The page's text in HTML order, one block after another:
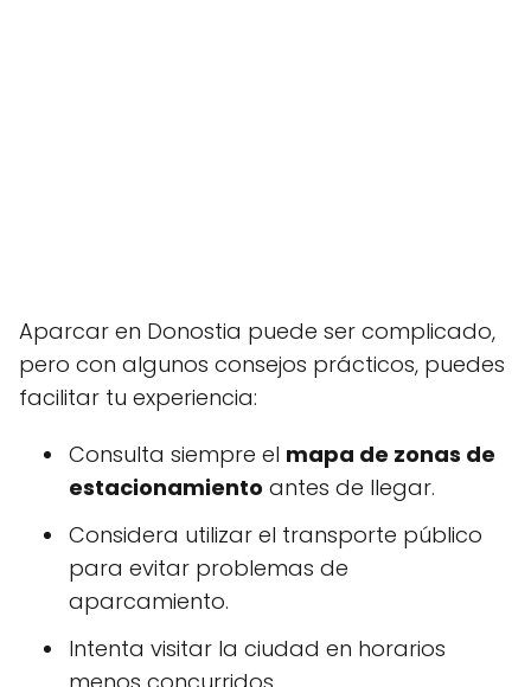
Aparcar en Donostia puede ser complicado,
pero con algunos consejos prácticos, puedes
facilitar tu experiencia:
Consulta siempre el mapa de zonas de
estacionamiento antes de llegar.
Considera utilizar el transporte público
para evitar problemas de
aparcamiento.
Intenta visitar la ciudad en horarios